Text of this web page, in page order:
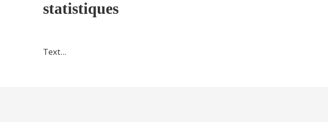
statistiques
Text...